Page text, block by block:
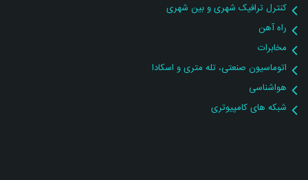
کنترل ترافیک شهری و بین شهری
راه آهن
مخابرات
اتوماسیون صنعتی، تله متری و اسکادا
هواشناسی
شبکه های کامپیوتری